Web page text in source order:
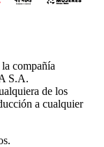
compañía
S.A.
de los
a cualquier